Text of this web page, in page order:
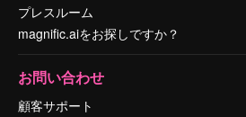
プレスルーム
magnific.aiをお探しですか？
お問い合わせ
顧客サポート